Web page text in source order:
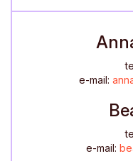
e-mail:
e-mail: